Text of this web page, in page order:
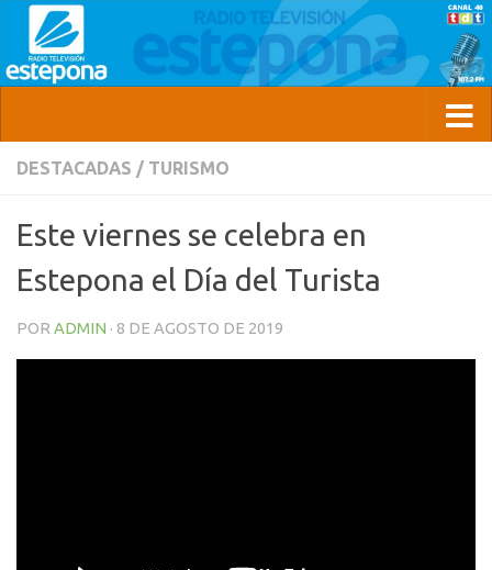
DESTACADAS / TURISMO
Este viernes se celebra en
Estepona el Día del Turista
POR ADMIN · 8 DE AGOSTO DE 2019